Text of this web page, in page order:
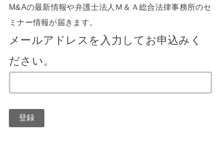
M&Aの最新情報や弁護士法人Ｍ＆Ａ総合法律事務所のセ
ミナー情報が届きます。
メールアドレスを入力してお申込みく
ださい。